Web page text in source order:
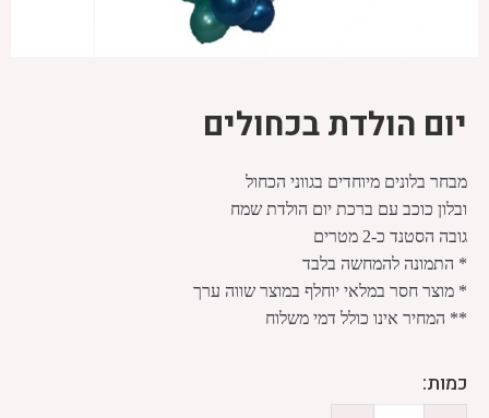
יום הולדת בכחולים
מבחר בלונים מיוחדים בגווני הכחול
ובלון כוכב עם ברכת יום הולדת שמח
גובה הסטנד כ-2 מטרים
* התמונה להמחשה בלבד
* מוצר חסר במלאי יוחלף במוצר שווה ערך
** המחיר אינו כולל דמי משלוח
כמות: